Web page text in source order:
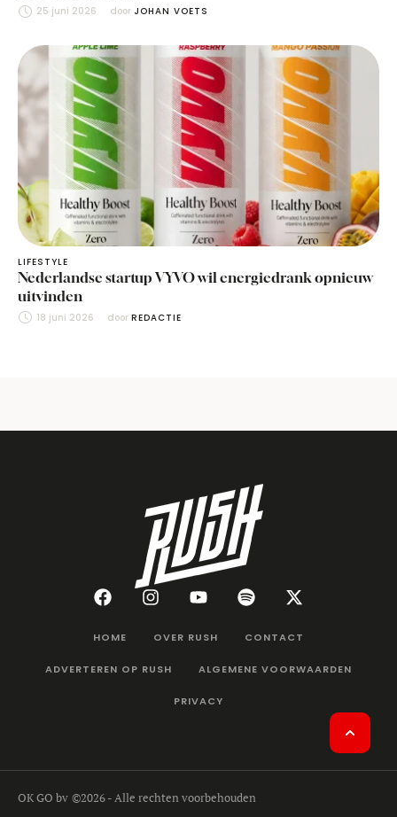
25 juni 2026 door JOHAN VOETS
LIFESTYLE
Nederlandse startup VYVO wil energiedrank opnieuw
uitvinden
18 juni 2026 door REDACTIE
HOME OVER RUSH CONTACT
ADVERTEREN OP RUSH ALGEMENE VOORWAARDEN
PRIVACY
OK GO bv ©2026 - Alle rechten voorbehouden